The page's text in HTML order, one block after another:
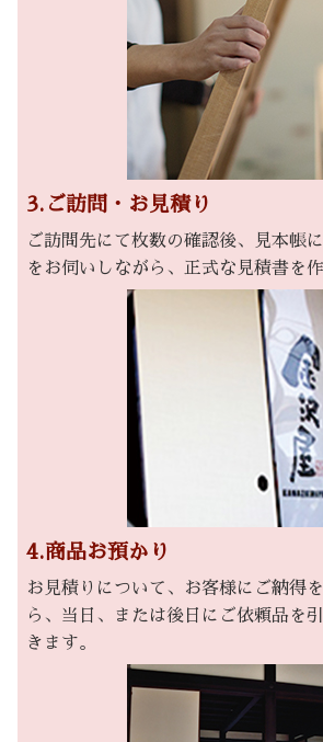
3.ご訪問・お見積り
ご訪問先にて枚数の確認後、見本帳
をお伺いしながら、正式な見積書を
4.商品お預かり
お見積りについて、お客様にご納得
ら、当日、または後日にご依頼品を
きます。